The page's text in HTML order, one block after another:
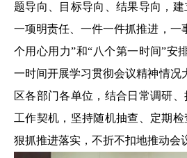
题导向、目标导向、结果导向，
一项明责任、一件一件抓推进，一
个用心用力”和“八个第一时间”安
一时间开展学习贯彻会议精神情况
区各部门各单位，结合日常调研
工作契机，坚持随机抽查、定期检
狠抓推进落实，不折不扣地推动会